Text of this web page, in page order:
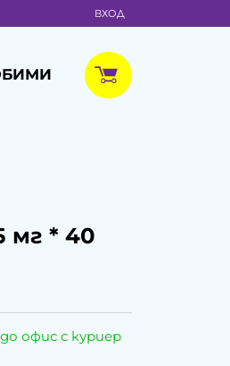
ВХОД
мг * 40
до офис с куриер